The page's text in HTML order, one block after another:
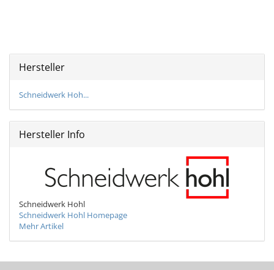
Hersteller
Schneidwerk Hoh...
Hersteller Info
Schneidwerk Hohl
Schneidwerk Hohl Homepage
Mehr Artikel